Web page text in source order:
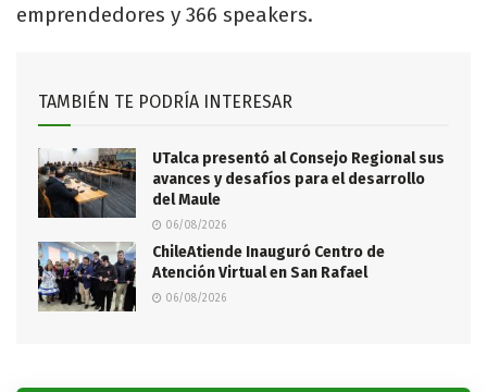
emprendedores y 366 speakers.
TAMBIÉN TE PODRÍA INTERESAR
UTalca presentó al Consejo Regional sus
avances y desafíos para el desarrollo
del Maule
06/08/2026
ChileAtiende Inauguró Centro de
Atención Virtual en San Rafael
06/08/2026